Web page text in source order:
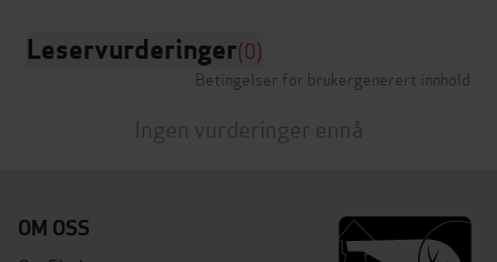
Leservurderinger(0)
Betingelser for brukergenerert innhold
Ingen vurderinger ennå
OM OSS